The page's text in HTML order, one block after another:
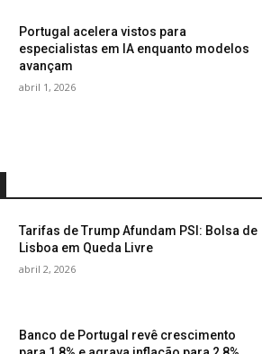
Portugal acelera vistos para
especialistas em IA enquanto modelos
avançam
abril 1, 2026
Tarifas de Trump Afundam PSI: Bolsa de
Lisboa em Queda Livre
abril 2, 2026
Banco de Portugal revê crescimento